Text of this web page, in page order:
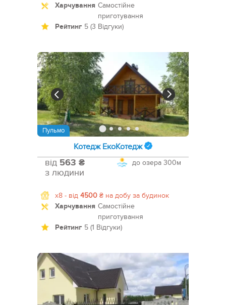
Харчування Самостійне
приготування
Рейтинг 5 (3 Відгуки)
Пульмо
Котедж ЕкоКотедж
до озера 300м
від 563 ₴
з людини
x8 - від 4500 ₴ на добу за будинок
Харчування Самостійне
приготування
Рейтинг 5 (1 Відгуки)